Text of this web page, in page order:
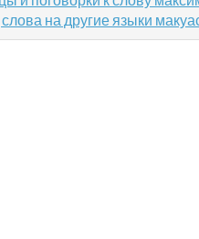
на другие языки